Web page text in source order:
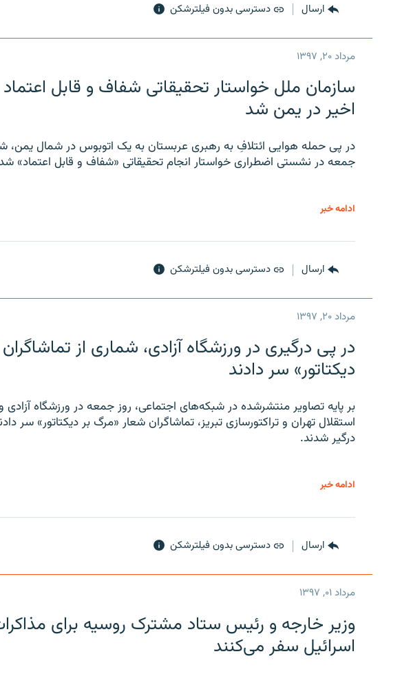
ارسال دسترسی بدون فیلترشکن
مرداد ۲۰, ۱۳۹۷
سازمان ملل خواستار تحقیقاتی شفاف و قابل
اخیر در یمن شد
در پی حمله هوایی ائتلافِ به رهبری عربستان به یک اتوبوس در شمال یمن،
جمعه در نشستی اضطراری خواستار انجام تحقیقاتی «شفاف و قابل اعتماد»
ادامه خبر
ارسال دسترسی بدون فیلترشکن
مرداد ۲۰, ۱۳۹۷
در پی درگیری در ورزشگاه آزادی، شماری از
دیکتاتور» سر دادند
بر پایه تصاویر منتشرشده در شبکه‌های اجتماعی، روز جمعه در ورزشگاه آزادی
استقلال تهران و تراکتورسازی تبریز، تماشاگران شعار «مرگ بر دیکتاتور» سر
درگیر شدند.
ادامه خبر
ارسال دسترسی بدون فیلترشکن
مرداد ۰۱, ۱۳۹۷
وزیر خارجه و رئیس‌ ستاد مشترک روسیه برای
اسرائیل سفر می‌کنند